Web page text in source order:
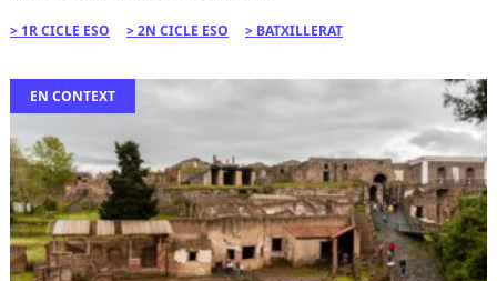
1R CICLE ESO 2N CICLE ESO BATXILLERAT
EN CONTEXT